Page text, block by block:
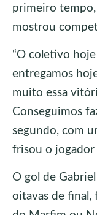
primeiro tempo,
mostrou
“O coletivo
entregamos
muito essa
Conseguimos
segundo, com
frisou o jogador
O gol de
oitavas de final,